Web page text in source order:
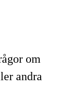
om
andra